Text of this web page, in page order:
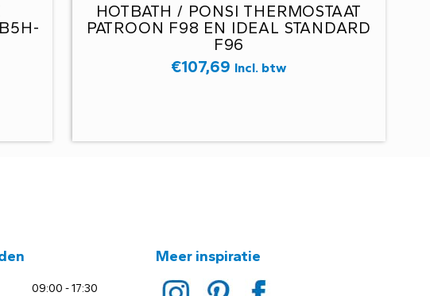
HOTBATH / PONSI THERMOSTAAT
PATROON F98 EN IDEAL STANDARD
F96
€107,69 Incl. btw
09:00 - 17:30
Meer inspiratie